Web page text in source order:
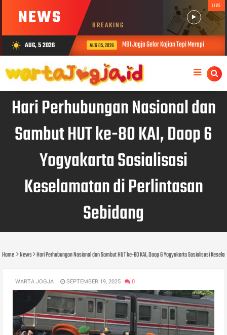
NEWS BREAKING
LIVE
wb_sunny AUG, 5 2026 AUG 05, 2026 MBI Jogja Gelar Kajian Tepi Merapi
Hari Perhubungan Nasional dan
Sambut HUT ke-80 KAI, Daop 6
Yogyakarta Sosialisasi
Keselamatan di Perlintasan
Sebidang
Home News Hari Perhubungan Nasional dan Sambut HUT ke-80 KAI, Daop 6 Yogyakarta Sosialisasi
WARTA JOGJA SEPTEMBER 19, 2025 0